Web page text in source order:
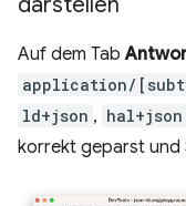
Auf dem Tab
application/
ld+json , hal+json
korrekt geparst und